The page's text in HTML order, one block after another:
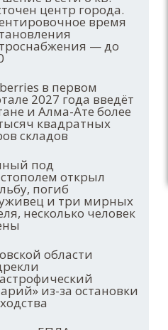
центр города.
время
— до
в первом
2027 года введёт
и Алма-Ате более
квадратных
складов
под
открыл
погиб
и три мирных
несколько человек
области
из-за остановки